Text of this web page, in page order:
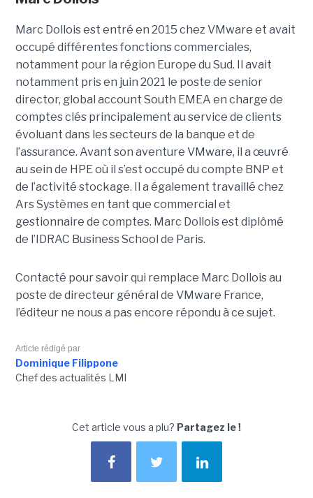
Marc Dollois est entré en 2015 chez VMware et avait
occupé différentes fonctions commerciales,
notamment pour la région Europe du Sud. Il avait
notamment pris en juin 2021 le poste de senior
director, global account South EMEA en charge de
comptes clés principalement au service de clients
évoluant dans les secteurs de la banque et de
l’assurance. Avant son aventure VMware, il a œuvré
au sein de HPE où il s’est occupé du compte BNP et
de l’activité stockage. Il a également travaillé chez
Ars Systèmes en tant que commercial et
gestionnaire de comptes. Marc Dollois est diplômé
de l’IDRAC Business School de Paris.
Contacté pour savoir qui remplace Marc Dollois au
poste de directeur général de VMware France,
l’éditeur ne nous a pas encore répondu à ce sujet.
Article rédigé par
Dominique Filippone
Chef des actualités LMI
Cet article vous a plu? Partagez le !